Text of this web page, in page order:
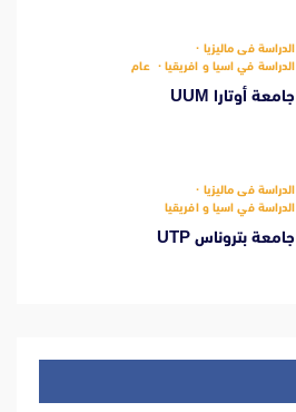
الدراسة فى ماليزيا
الدراسة في اسيا و افريقيا
عام
جامعة أوتارا UUM
الدراسة فى ماليزيا
الدراسة في اسيا و افريقيا
جامعة بتروناس UTP